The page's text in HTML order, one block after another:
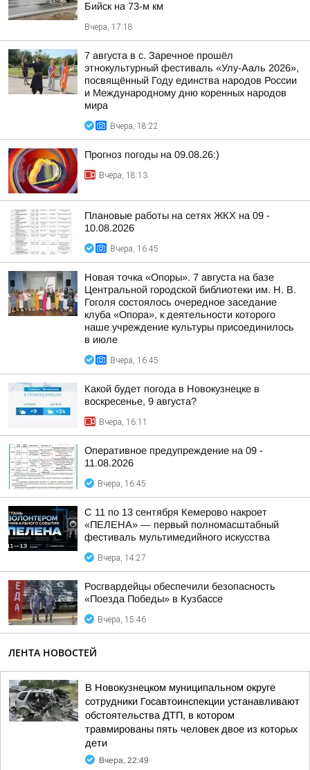
Бийск на 73-м км
Вчера, 17:18
7 августа в с. Заречное прошёл
этнокультурный фестиваль «Улу-Ааль 2026»,
посвящённый Году единства народов России
и Международному дню коренных народов
мира
Вчера, 18:22
Прогноз погоды на 09.08.26:)
Вчера, 18:13
Плановые работы на сетях ЖКХ на 09 -
10.08.2026
Вчера, 16:45
Новая точка «Опоры». 7 августа на базе
Центральной городской библиотеки им. Н. В.
Гоголя состоялось очередное заседание
клуба «Опора», к деятельности которого
наше учреждение культуры присоединилось
в июле
Вчера, 16:45
Какой будет погода в Новокузнецке в
воскресенье, 9 августа?
Вчера, 16:11
Оперативное предупреждение на 09 -
11.08.2026
Вчера, 16:45
С 11 по 13 сентября Кемерово накроет
«ПЕЛЕНА» — первый полномасштабный
фестиваль мультимедийного искусства
Вчера, 14:27
Росгвардейцы обеспечили безопасность
«Поезда Победы» в Кузбассе
Вчера, 15:46
ЛЕНТА НОВОСТЕЙ
В Новокузнецком муниципальном округе
сотрудники Госавтоинспекции устанавливают
обстоятельства ДТП, в котором
травмированы пять человек двое из которых
дети
Вчера, 22:49